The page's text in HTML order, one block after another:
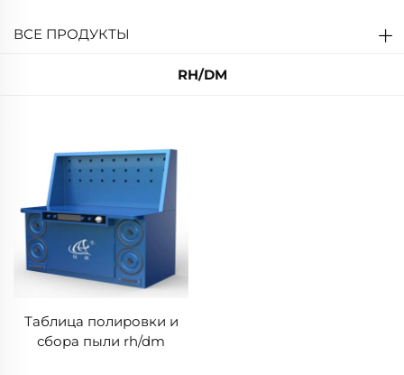
ВСЕ ПРОДУКТЫ
RH/DM
Таблица полировки и
сбора пыли rh/dm